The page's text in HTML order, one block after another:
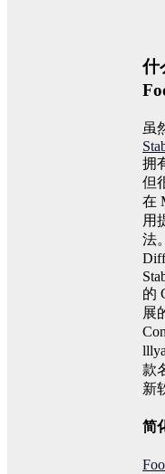
什
虽
拥
但
在
用
法
的
展
款
新
简